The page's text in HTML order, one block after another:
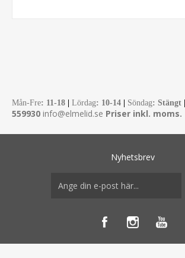
Mån-Fre: 11-18 Lördag: 10-14 Söndag: Stängt
559930 info@elmelid.se Priser inkl. moms.
Nyhetsbrev